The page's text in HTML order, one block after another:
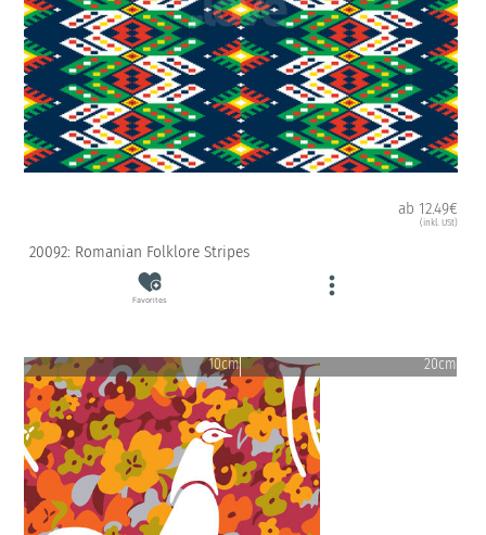
ab 12.49€
(inkl. USt)
20092: Romanian Folklore Stripes
Favorites
10cm 20cm